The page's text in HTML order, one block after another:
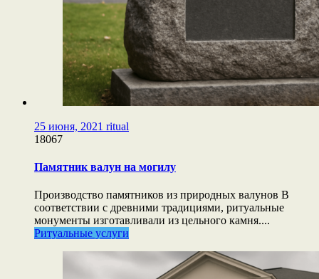
25 июня, 2021 ritual
18067
Памятник валун на могилу
Производство памятников из природных валунов В
соответствии с древними традициями, ритуальные
монументы изготавливали из цельного камня....
Ритуальные услуги